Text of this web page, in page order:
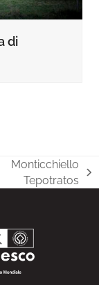
di
Monticchiello
Tepotratos